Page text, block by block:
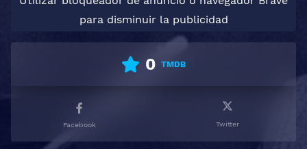
para disminuir la publicidad
0 TMDB
Facebook Twitter